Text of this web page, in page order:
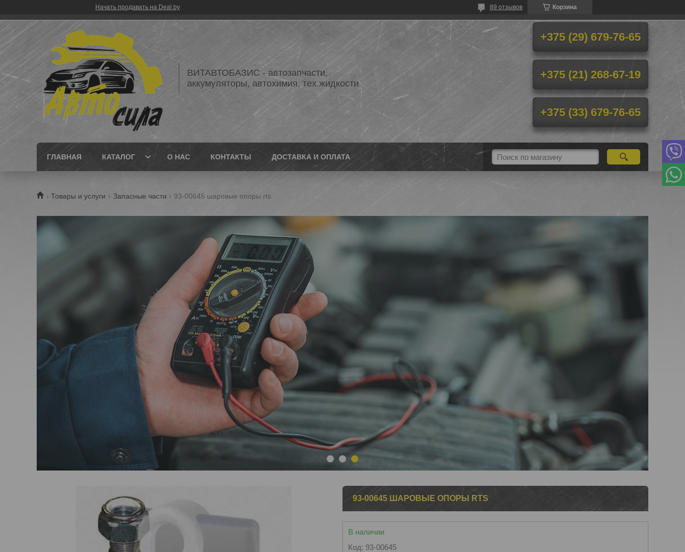
Начать продавать на Deal.by Корзина
89 отзывов
ВИТАВТОБАЗИС - автозапчасти,
аккумуляторы, автохимия, тех.жидкости
+375 (29) 679-76-65
+375 (21) 268-67-19
+375 (33) 679-76-65
ГЛАВНАЯ КАТАЛОГ О НАС КОНТАКТЫ ДОСТАВКА И ОПЛАТА
Товары и услуги Запасные части 93-00645 шаровые опоры rts
93-00645 ШАРОВЫЕ ОПОРЫ RTS
В наличии
Код: 93-00645